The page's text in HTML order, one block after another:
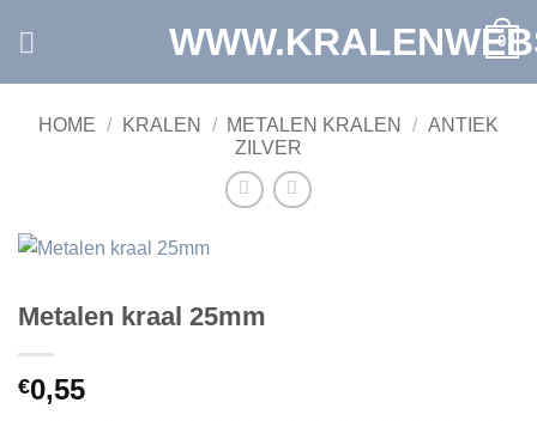
0
HOME / KRALEN / METALEN KRALEN / ANTIEK
ZILVER
Metalen kraal 25mm
€0,55